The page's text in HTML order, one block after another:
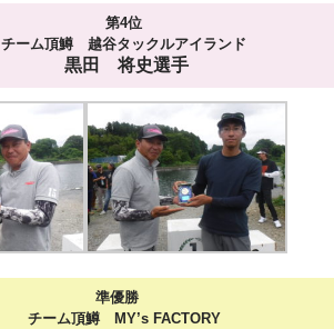
第4位
チーム頂鱒 越谷タックルアイランド
黒田 将史選手
準優勝
チーム頂鱒 MY’s FACTORY